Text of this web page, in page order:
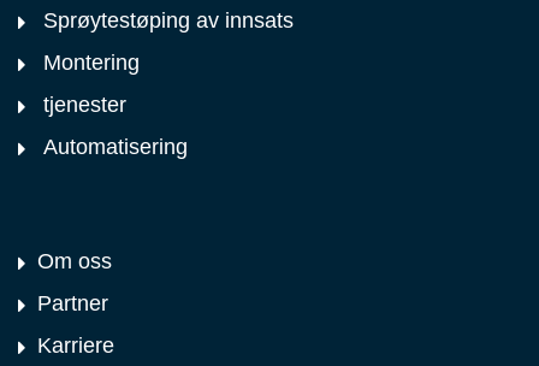
Sprøytestøping av innsats
Montering
tjenester
Automatisering
Om oss
Partner
Karriere